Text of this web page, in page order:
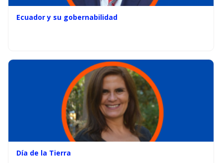
Ecuador y su gobernabilidad
Día de la Tierra